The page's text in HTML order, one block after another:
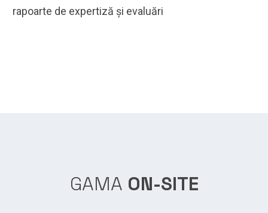
rapoarte de expertiză și evaluări
GAMA ON-SITE